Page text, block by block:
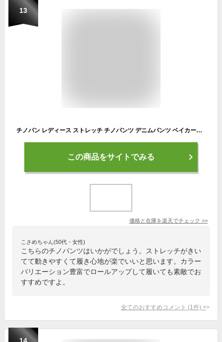
13
チノパン レディース ストレッチ チノパンツ デニムパンツ ベイカーパンツ テーパードパンツ ロールアップ ウエストゴム ゆったり 保育士 低身長 M/L ▼8/16 18時～2024AWver.販売開始【レビューを書いて500円OFFクーポン対象】【送料無料】
この商品をサイトでみる
価格と在庫を楽天でチェック >>
こさめちゃん(50代・女性)
こちらのチノパンツはいかがでしょう。ストレッチがきい
てて動きやすくて履き心地が楽でいいと思います。カラー
バリエーション豊富でロールアップして履いても素敵でお
すすめですよ。
全てのおすすめコメント (1 件) >